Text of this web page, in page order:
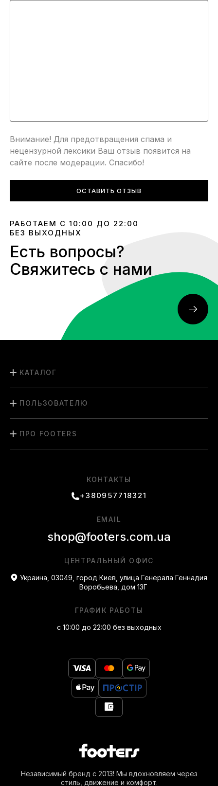
Внимание! Для предотвращения спама и
нецензурной лексики Ваш отзыв появится на
сайте после модерации. Спасибо!
ОСТАВИТЬ ОТЗЫВ
РАБОТАЕМ С 10:00 ДО 22:00
БЕЗ ВЫХОДНЫХ
Есть вопросы?
Свяжитесь с нами
Независимый бренд с 2013! Мы вдохновляем через
стиль, движение и комфорт.
КАТАЛОГ
ПОЛЬЗОВАТЕЛЮ
ПРО FOOTERS
КОНТАКТЫ
+380957718321
ЦЕНТРАЛЬНЫЙ ОФИС
Украина, 03049, город Киев, улица Генерала Геннадия
Воробьева, дом 13Г
ГРАФИК РАБОТЫ
с 10:00 до 22:00 без выходных
EMAIL
shop@footers.com.ua